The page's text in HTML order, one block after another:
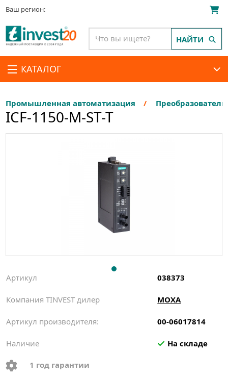
Ваш регион:
КАТАЛОГ
НАЙТИ
Промышленная автоматизация
ICF-1150-M-ST-T
Артикул 038373
Компания TINVEST дилер MOXA
Артикул производителя: 00-06017814
Наличие На складе
1 год гарантии